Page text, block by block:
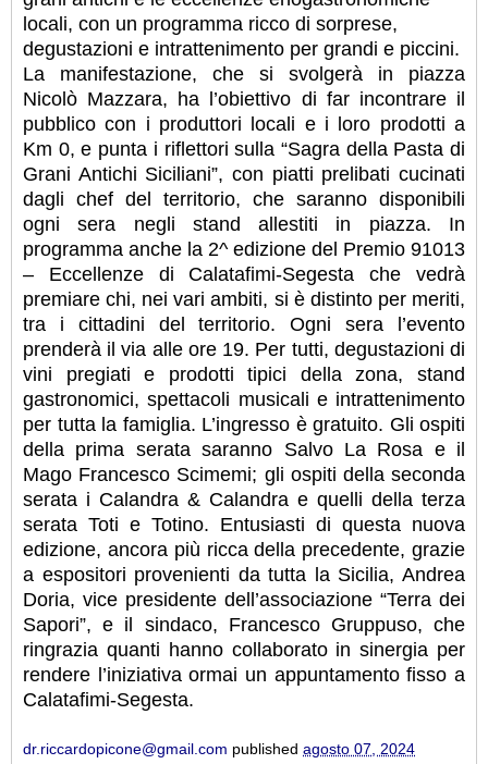
locali, con un programma ricco di sorprese,
degustazioni e intrattenimento per grandi e piccini.
La manifestazione, che si svolgerà in piazza
Nicolò Mazzara, ha l’obiettivo di far incontrare il
pubblico con i produttori locali e i loro prodotti a
Km 0, e punta i riflettori sulla “Sagra della Pasta di
Grani Antichi Siciliani”, con piatti prelibati cucinati
dagli chef del territorio, che saranno disponibili
ogni sera negli stand allestiti in piazza. In
programma anche la 2^ edizione del Premio 91013
– Eccellenze di Calatafimi-Segesta che vedrà
premiare chi, nei vari ambiti, si è distinto per meriti,
tra i cittadini del territorio. Ogni sera l’evento
prenderà il via alle ore 19. Per tutti, degustazioni di
vini pregiati e prodotti tipici della zona, stand
gastronomici, spettacoli musicali e intrattenimento
per tutta la famiglia. L’ingresso è gratuito. Gli ospiti
della prima serata saranno Salvo La Rosa e il
Mago Francesco Scimemi; gli ospiti della seconda
serata i Calandra & Calandra e quelli della terza
serata Toti e Totino. Entusiasti di questa nuova
edizione, ancora più ricca della precedente, grazie
a espositori provenienti da tutta la Sicilia, Andrea
Doria, vice presidente dell’associazione “Terra dei
Sapori”, e il sindaco, Francesco Gruppuso, che
ringrazia quanti hanno collaborato in sinergia per
rendere l’iniziativa ormai un appuntamento fisso a
Calatafimi-Segesta.
dr.riccardopicone@gmail.com published agosto 07, 2024